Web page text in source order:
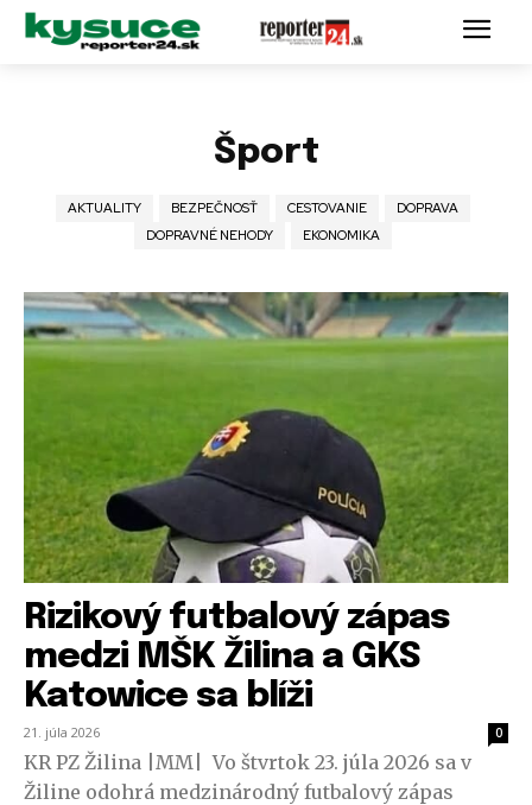
Šport
AKTUALITY BEZPEČNOSŤ CESTOVANIE
DOPRAVA
DOPRAVNÉ NEHODY
EKONOMIKA
Rizikový futbalový zápas
medzi MŠK Žilina a GKS
Katowice sa blíži
21. júla 2026 0
KR PZ Žilina |MM| Vo štvrtok 23. júla 2026 sa v
Žiline odohrá medzinárodný futbalový zápas